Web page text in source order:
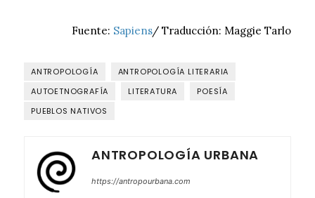
Fuente: Sapiens/ Traducción: Maggie Tarlo
ANTROPOLOGÍA
ANTROPOLOGÍA LITERARIA
AUTOETNOGRAFÍA
LITERATURA
POESÍA
PUEBLOS NATIVOS
ANTROPOLOGÍA URBANA
https://antropourbana.com